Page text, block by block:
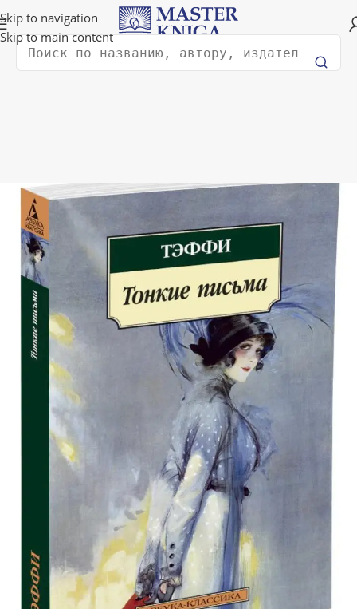
Skip to navigation
Skip to main content
Доставка в любую страну мира!
Поиск